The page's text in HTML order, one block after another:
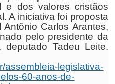
e dos valores cristãos
A iniciativa foi proposta
Carlos Arantes,
pelo presidente da
deputado Tadeu Leite.
assembleia-legislativa-
60-anos-de-